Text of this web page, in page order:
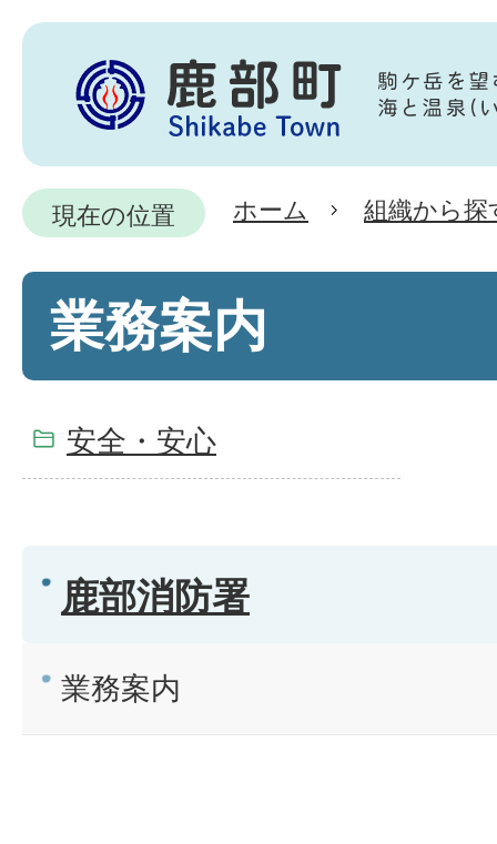
現在の位置 ホーム 組織から探
業務案内
安全・安心
鹿部消防署
業務案内